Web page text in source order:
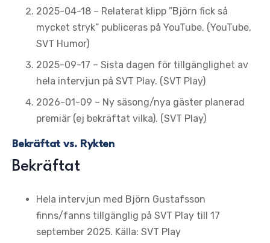
2025-04-18 – Relaterat klipp ”Björn fick så
mycket stryk” publiceras på YouTube. (YouTube,
SVT Humor)
2025-09-17 – Sista dagen för tillgänglighet av
hela intervjun på SVT Play. (SVT Play)
2026-01-09 – Ny säsong/nya gäster planerad
premiär (ej bekräftat vilka). (SVT Play)
Bekräftat vs. Rykten
Bekräftat
Hela intervjun med Björn Gustafsson
finns/fanns tillgänglig på SVT Play till 17
september 2025. Källa: SVT Play